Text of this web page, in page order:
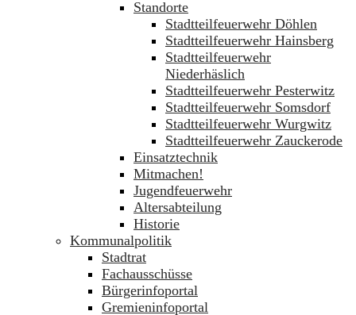
Standorte
Stadtteilfeuerwehr Döhlen
Stadtteilfeuerwehr Hainsberg
Stadtteilfeuerwehr
Niederhäslich
Stadtteilfeuerwehr Pesterwitz
Stadtteilfeuerwehr Somsdorf
Stadtteilfeuerwehr Wurgwitz
Stadtteilfeuerwehr Zauckerode
Einsatztechnik
Mitmachen!
Jugendfeuerwehr
Altersabteilung
Historie
Kommunalpolitik
Stadtrat
Fachausschüsse
Bürgerinfoportal
Gremieninfoportal